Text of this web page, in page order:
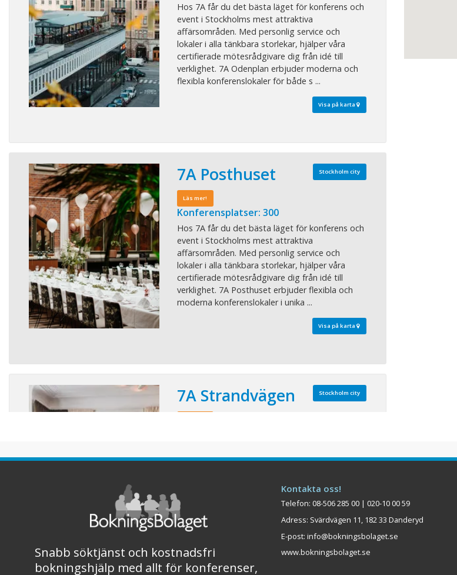
Hos 7A får du det bästa läget för konferens och
event i Stockholms mest attraktiva
affärsområden. Med personlig service och
lokaler i alla tänkbara storlekar, hjälper våra
certifierade mötesrådgivare dig från idé till
verklighet. 7A Odenplan erbjuder moderna och
flexibla konferenslokaler för både s ...
Visa på karta
Stockholm city
7A Posthuset
Läs mer!
Konferensplatser: 300
Hos 7A får du det bästa läget för konferens och
event i Stockholms mest attraktiva
affärsområden. Med personlig service och
lokaler i alla tänkbara storlekar, hjälper våra
certifierade mötesrådgivare dig från idé till
verklighet. 7A Posthuset erbjuder flexibla och
moderna konferenslokaler i unika ...
Visa på karta
Stockholm city
7A Strandvägen
event i Stockholms mest attraktiva
lokaler i alla tänkbara storlekar, hjälper våra
certifierade mötesrådgivare dig från idé till
verklighet. 7A Strandvägen är ett elegant
sekelskifteshus med klassisk interiör o ...
Snabb söktjänst och kostnadsfri
bokningshjälp med allt för konferenser,
Kontakta oss!
Telefon: 08-506 285 00 | 020-10 00 59
Adress: Svärdvägen 11, 182 33 Danderyd
E-post: info@bokningsbolaget.se
www.bokningsbolaget.se